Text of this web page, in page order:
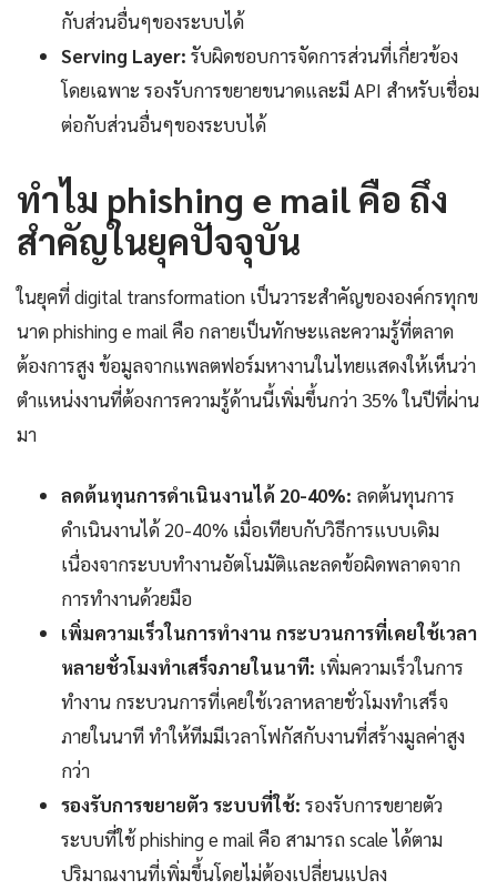
กับส่วนอื่นๆของระบบได้
Serving Layer: รับผิดชอบการจัดการส่วนที่เกี่ยวข้อง
โดยเฉพาะ รองรับการขยายขนาดและมี API สำหรับเชื่อม
ต่อกับส่วนอื่นๆของระบบได้
ทำไม phishing e mail คือ ถึง
สำคัญในยุคปัจจุบัน
ในยุคที่ digital transformation เป็นวาระสำคัญขององค์กรทุกข
นาด phishing e mail คือ กลายเป็นทักษะและความรู้ที่ตลาด
ต้องการสูง ข้อมูลจากแพลตฟอร์มหางานในไทยแสดงให้เห็นว่า
ตำแหน่งงานที่ต้องการความรู้ด้านนี้เพิ่มขึ้นกว่า 35% ในปีที่ผ่าน
มา
ลดต้นทุนการดำเนินงานได้ 20-40%: ลดต้นทุนการ
ดำเนินงานได้ 20-40% เมื่อเทียบกับวิธีการแบบเดิม
เนื่องจากระบบทำงานอัตโนมัติและลดข้อผิดพลาดจาก
การทำงานด้วยมือ
เพิ่มความเร็วในการทำงาน กระบวนการที่เคยใช้เวลา
หลายชั่วโมงทำเสร็จภายในนาที: เพิ่มความเร็วในการ
ทำงาน กระบวนการที่เคยใช้เวลาหลายชั่วโมงทำเสร็จ
ภายในนาที ทำให้ทีมมีเวลาโฟกัสกับงานที่สร้างมูลค่าสูง
กว่า
รองรับการขยายตัว ระบบที่ใช้: รองรับการขยายตัว
ระบบที่ใช้ phishing e mail คือ สามารถ scale ได้ตาม
ปริมาณงานที่เพิ่มขึ้นโดยไม่ต้องเปลี่ยนแปลง